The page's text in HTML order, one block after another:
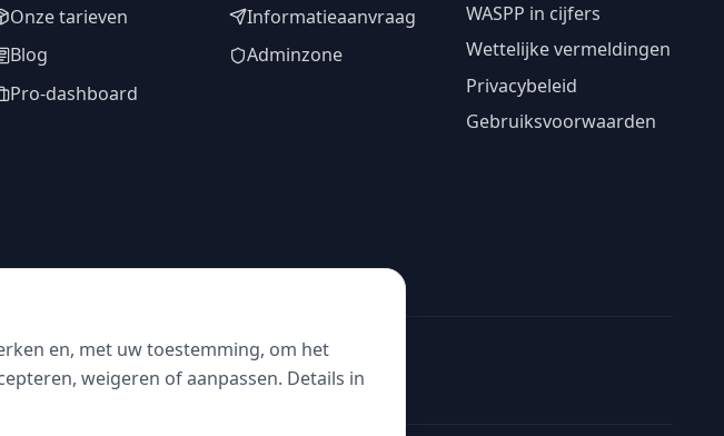
Onze tarieven
Blog
Pro-dashboard
Informatieaanvraag
Adminzone
WASPP in cijfers
Wettelijke vermeldingen
Privacybeleid
Gebruiksvoorwaarden
en, met uw toestemming, om het
weigeren of aanpassen. Details in